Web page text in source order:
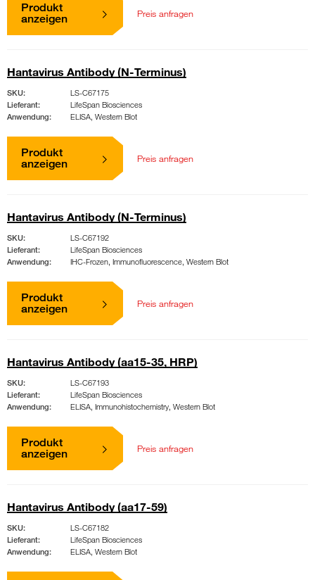
Produkt
anzeigen
Preis anfragen
Hantavirus Antibody (N-Terminus)
SKU:
LS-C67175
Lieferant:
LifeSpan Biosciences
Anwendung:
ELISA, Western Blot
Produkt
anzeigen
Preis anfragen
Hantavirus Antibody (N-Terminus)
SKU:
LS-C67192
Lieferant:
LifeSpan Biosciences
Anwendung:
IHC-Frozen, Immunofluorescence, Western Blot
Produkt
anzeigen
Preis anfragen
Hantavirus Antibody (aa15-35, HRP)
SKU:
LS-C67193
Lieferant:
LifeSpan Biosciences
Anwendung:
ELISA, Immunohistochemistry, Western Blot
Produkt
anzeigen
Preis anfragen
Hantavirus Antibody (aa17-59)
SKU:
LS-C67182
Lieferant:
LifeSpan Biosciences
Anwendung:
ELISA, Western Blot